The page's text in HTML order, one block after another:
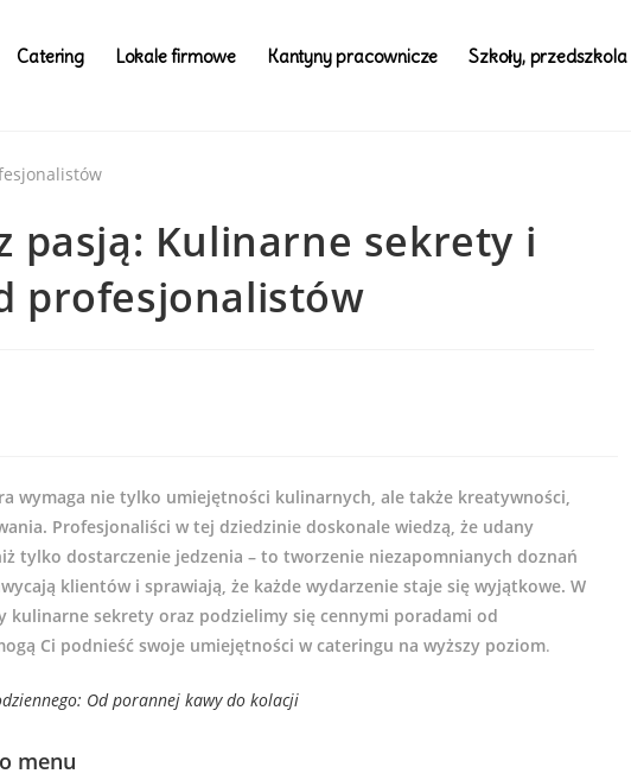
Catering Lokale firmowe Kantyny pracownicze Szkoły, przedszkola
pasją: Kulinarne sekrety i
profesjonalistów
wymaga nie tylko umiejętności kulinarnych, ale także kreatywności,
Profesjonaliści w tej dziedzinie doskonale wiedzą, że udany
tylko dostarczenie jedzenia – to tworzenie niezapomnianych doznań
klientów i sprawiają, że każde wydarzenie staje się wyjątkowe. W
sekrety oraz podzielimy się cennymi poradami od
Ci podnieść swoje umiejętności w cateringu na wyższy poziom.
Od porannej kawy do kolacji
menu